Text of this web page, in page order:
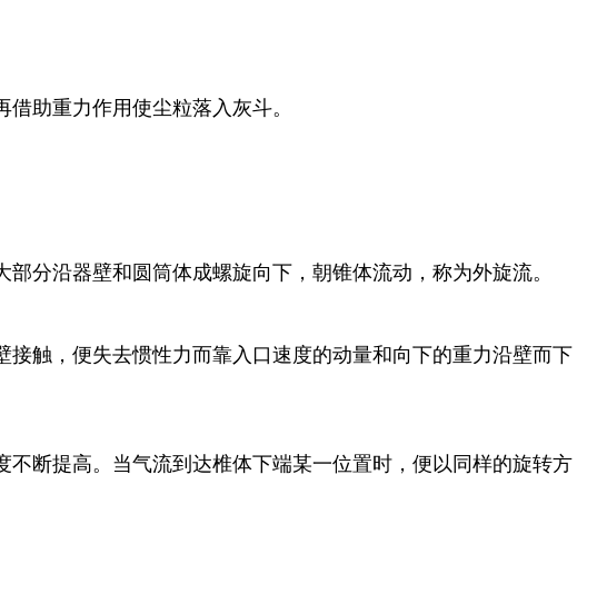
助重力作用使尘粒落入灰斗。‌‌
分沿器壁和圆筒体成螺旋向下，朝锥体流动，称为外旋流。
触，便失去惯性力而靠入口速度的动量和向下的重力沿壁而下
断提高。当气流到达椎体下端某一位置时，便以同样的旋转方